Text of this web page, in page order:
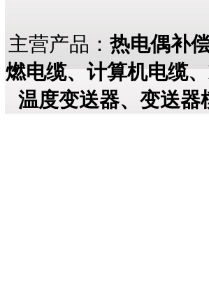
主营产品： 热电偶补
燃电缆、计算机电缆
温度变送器、变送器